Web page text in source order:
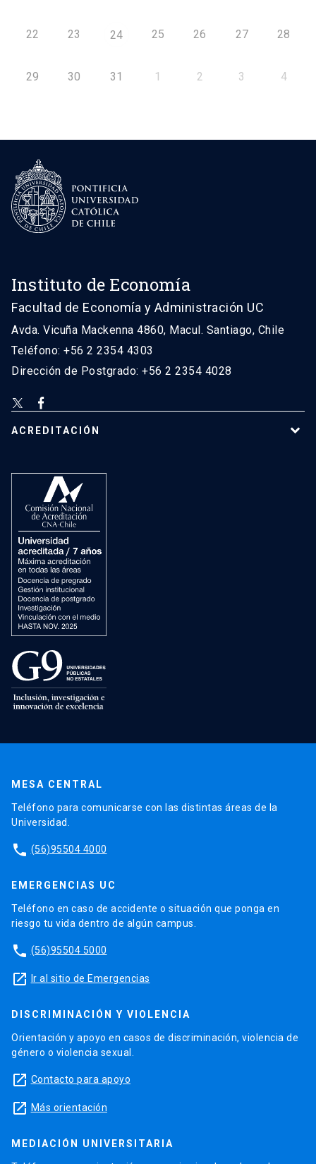
22 23 24 25 26 27 28
29 30 31 1 2 3 4
Instituto de Economía
Facultad de Economía y Administración UC
Avda. Vicuña Mackenna 4860, Macul. Santiago, Chile
Teléfono: +56 2 2354 4303
Dirección de Postgrado: +56 2 2354 4028
ACREDITACIÓN
MESA CENTRAL
Teléfono para comunicarse con las distintas áreas de la
Universidad.
phone (56)95504 4000
EMERGENCIAS UC
Teléfono en caso de accidente o situación que ponga en
riesgo tu vida dentro de algún campus.
phone (56)95504 5000
launch Ir al sitio de Emergencias
DISCRIMINACIÓN Y VIOLENCIA
Orientación y apoyo en casos de discriminación, violencia de
género o violencia sexual.
launch Contacto para apoyo
launch Más orientación
MEDIACIÓN UNIVERSITARIA